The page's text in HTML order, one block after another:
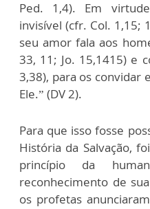
Ped. 1,4). Em
invisível (cfr. Col. 1,15;
seu amor fala aos
33, 11; Jo. 15,1415) e
3,38), para os convidar
Ele.” (DV 2).
Para que isso fosse
História da Salvação,
princípio da
reconhecimento de
os profetas